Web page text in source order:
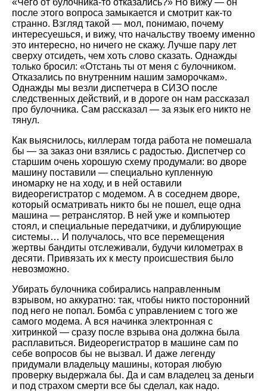
«Чего от булочника-то отказались?» Но вижу — он
после этого вопроса замыкается и смотрит как-то
странно. Взгляд такой — мол, понимаю, почему
интересуешься, и вижу, что начальству твоему именно
это интересно, но ничего не скажу. Лучше пару лет
сверху отсидеть, чем хоть слово сказать. Однажды
только бросил: «Отстань ты от меня с булочником.
Отказались по внутренним нашим заморочкам».
Однажды мы везли диспетчера в СИЗО после
следственных действий, и в дороге он нам рассказал
про булочника. Сам рассказал — за язык его никто не
тянул.
Как выяснилось, киллерам тогда работа не помешала
бы — за заказ они взялись с радостью. Диспетчер со
старшим очень хорошую схему продумали: во дворе
машину поставили — специально купленную
иномарку не на ходу, и в ней оставили
видеорегистратор с модемом. А в соседнем дворе,
который осматривать никто бы не пошел, еще одна
машина — ретранслятор. В ней уже и компьютер
стоял, и специальные передатчики, и дублирующие
системы… И получалось, что все перемещения
жертвы бандиты отслеживали, будучи километрах в
десяти. Привязать их к месту происшествия было
невозможно.
Убирать булочника собирались направленным
взрывом, но аккуратно: так, чтобы никто посторонний
под него не попал. Бомба с управлением с того же
самого модема. А вся начинка электронная с
хитринкой — сразу после взрыва она должна была
расплавиться. Видеорегистратор в машине сам по
себе вопросов бы не вызвал. И даже легенду
придумали владельцу машины, которая любую
проверку выдержала бы. Да и сам владелец за деньги
и под страхом смерти все бы сделал, как надо.